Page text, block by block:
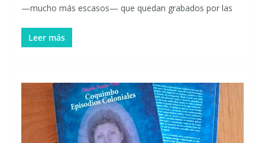
—mucho más escasos— que quedan grabados por las
Leer más